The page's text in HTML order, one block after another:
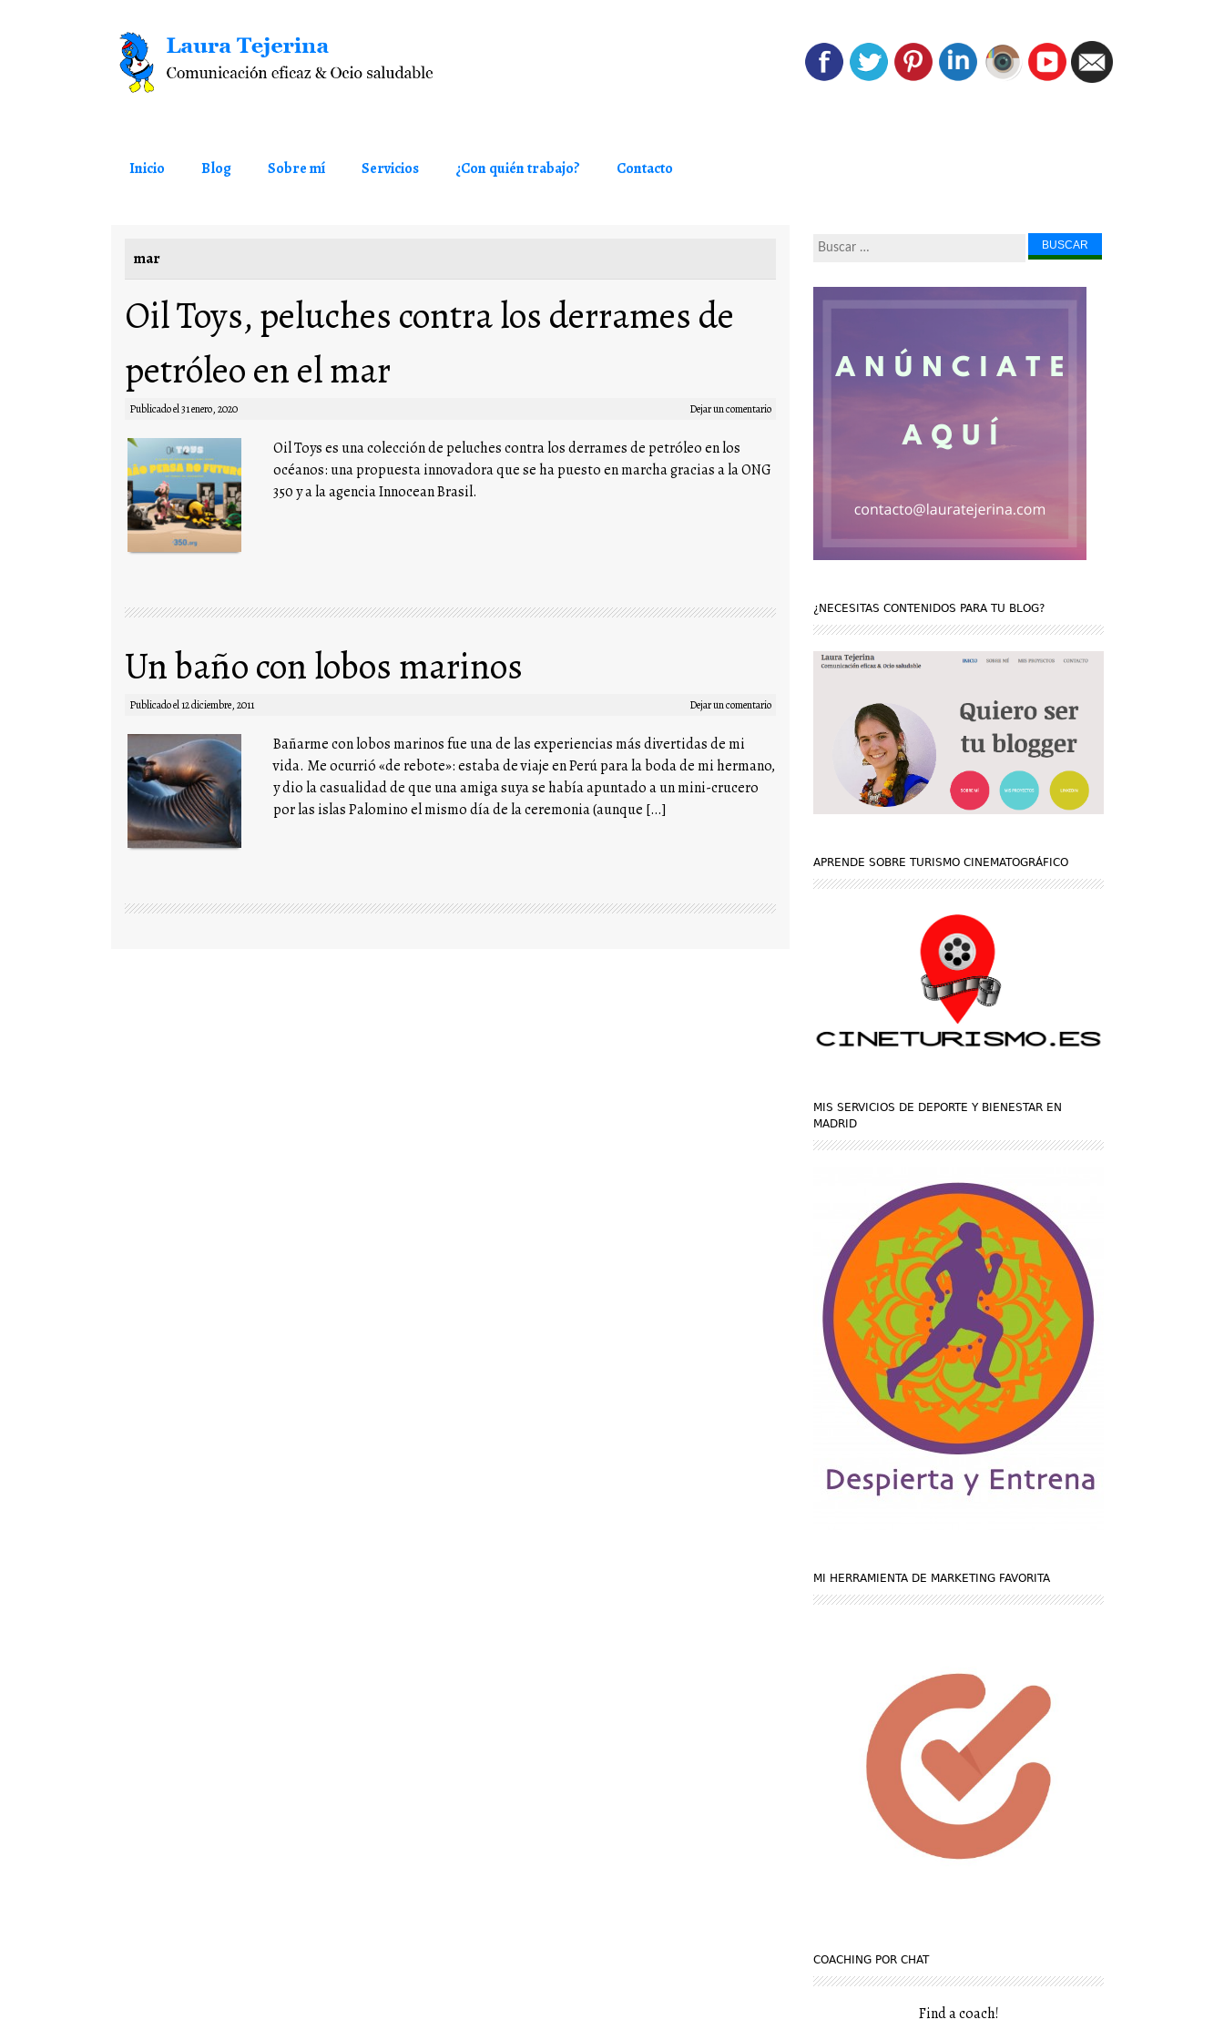
Saltar al contenido
Inicio Blog Sobre mí Servicios ¿Con quién trabajo? Contacto
mar
Oil Toys, peluches contra los derrames de
petróleo en el mar
Publicado el31 enero, 2020 Dejar un comentario
Oil Toys es una colección de peluches contra los derrames de petróleo en los
océanos: una propuesta innovadora que se ha puesto en marcha gracias a la ONG
350 y a la agencia Innocean Brasil.
Un baño con lobos marinos
Publicado el12 diciembre, 2011 Dejar un comentario
Bañarme con lobos marinos fue una de las experiencias más divertidas de mi
vida. Me ocurrió «de rebote»: estaba de viaje en Perú para la boda de mi hermano,
y dio la casualidad de que una amiga suya se había apuntado a un mini-crucero
por las islas Palomino el mismo día de la ceremonia (aunque […]
Buscar...
¿NECESITAS CONTENIDOS PARA TU BLOG?
APRENDE SOBRE TURISMO CINEMATOGRÁFICO
MIS SERVICIOS DE DEPORTE Y BIENESTAR EN
MADRID
MI HERRAMIENTA DE MARKETING FAVORITA
COACHING POR CHAT
Find a coach!